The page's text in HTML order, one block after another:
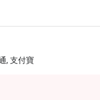
, 支付寶